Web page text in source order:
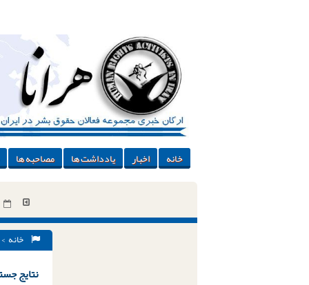
خانه اخبار یادداشت ها مصاحبه ها
خانه
نتایج